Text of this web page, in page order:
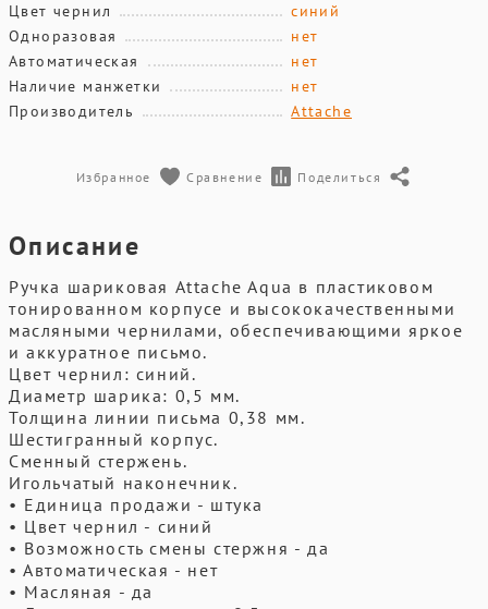
Цвет чернил
синий
Одноразовая
нет
Автоматическая
нет
Наличие манжетки
нет
Производитель
Attache
Избранное Сравнение Поделиться
Описание
Ручка шариковая Attache Aqua в пластиковом
тонированном корпусе и высококачественными
масляными чернилами, обеспечивающими яркое
и аккуратное письмо.
Цвет чернил: синий.
Диаметр шарика: 0,5 мм.
Толщина линии письма 0,38 мм.
Шестигранный корпус.
Сменный стержень.
Игольчатый наконечник.
• Единица продажи - штука
• Цвет чернил - синий
• Возможность смены стержня - да
• Автоматическая - нет
• Масляная - да